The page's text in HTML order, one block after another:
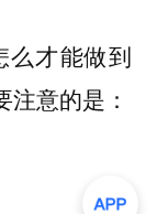
么才能做到
意的是：